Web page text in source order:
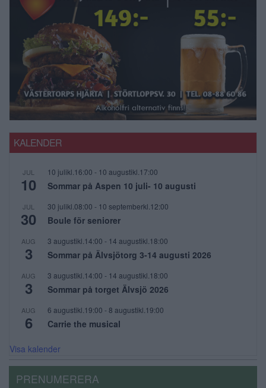
KALENDER
JUL
10
10 julikl.16:00 - 10 augustikl.17:00
Sommar på Aspen 10 juli- 10 augusti
JUL
30
30 julikl.08:00 - 10 septemberkl.12:00
Boule för seniorer
AUG
3
3 augustikl.14:00 - 14 augustikl.18:00
Sommar på Älvsjötorg 3-14 augusti 2026
AUG
3
3 augustikl.14:00 - 14 augustikl.18:00
Sommar på torget Älvsjö 2026
AUG
6
6 augustikl.19:00 - 8 augustikl.19:00
Carrie the musical
Visa kalender
PRENUMERERA